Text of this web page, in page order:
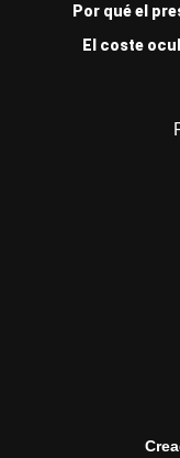
Por qué el
El coste